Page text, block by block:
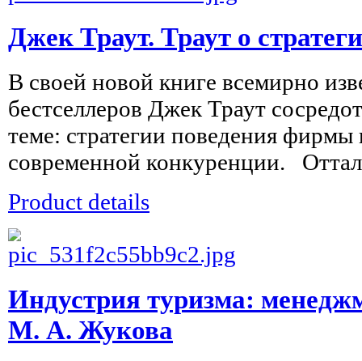
Джек Траут. Траут о
В своей новой книге всемирно
бестселлеров Джек Траут
теме: стратегии поведения фирмы
современной конкуренции.
Product details
Индустрия туризма:
М. А. Жукова